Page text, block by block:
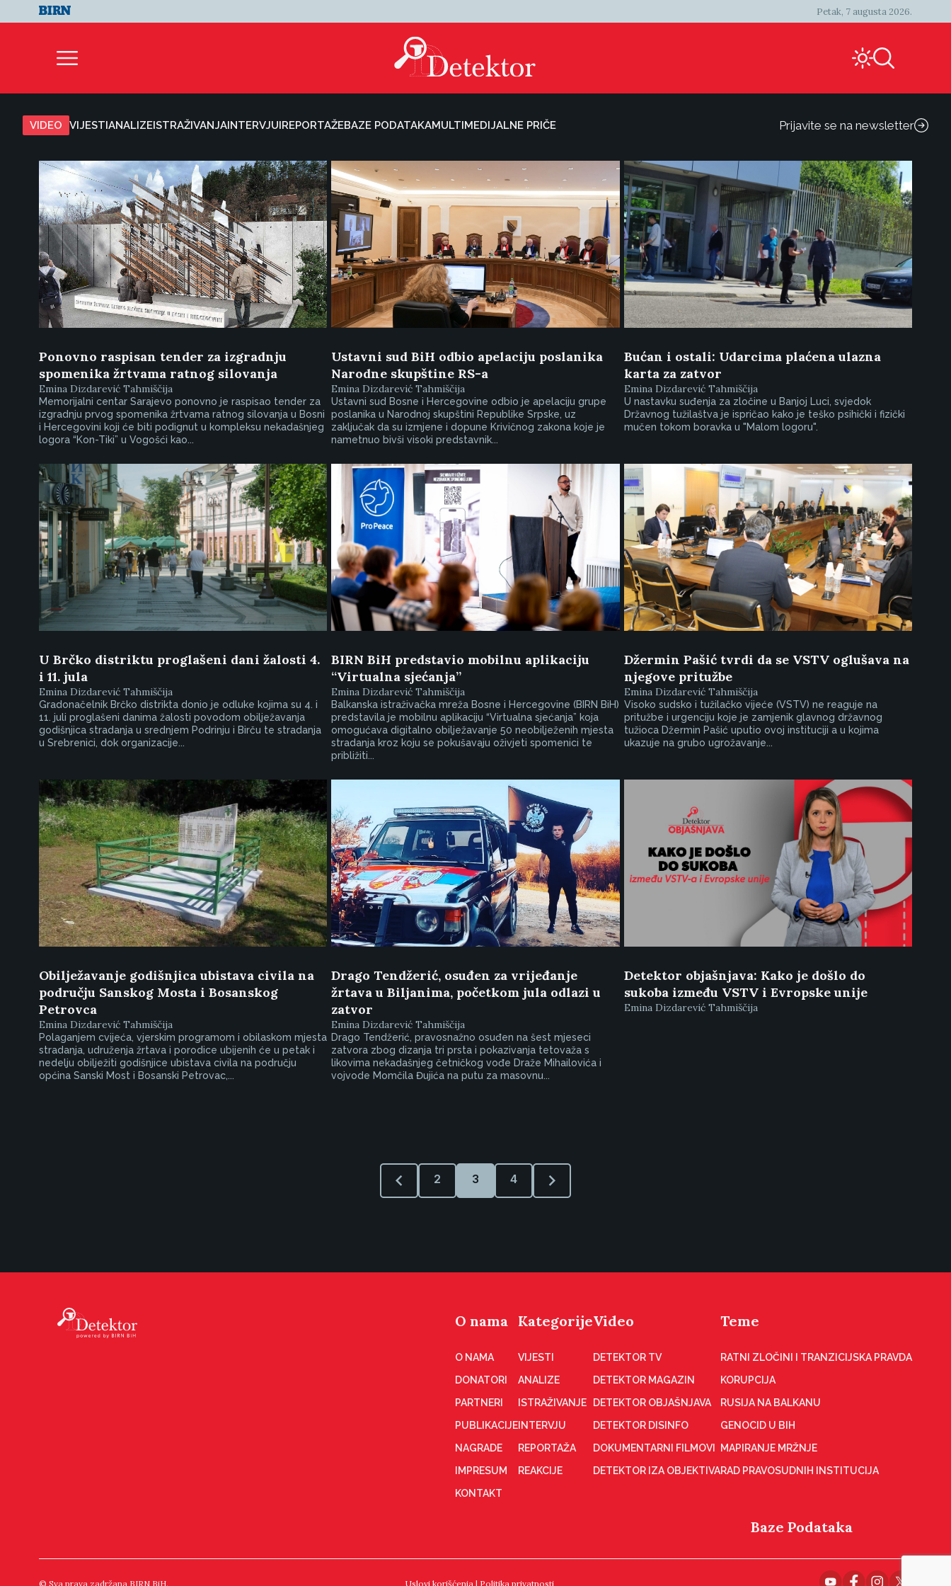
Petak, 7 augusta 2026.
VIDEO VIJESTIANALIZEISTRAŽIVANJAINTERVJUIREPORTAŽEBAZE PODATAKAMULTIMEDIJALNE PRIČE Prijavite se na newsletter
Ponovno raspisan tender za izgradnju
spomenika žrtvama ratnog silovanja
Emina Dizdarević Tahmiščija
Memorijalni centar Sarajevo ponovno je raspisao tender za
izgradnju prvog spomenika žrtvama ratnog silovanja u Bosni
i Hercegovini koji će biti podignut u kompleksu nekadašnjeg
logora “Kon-Tiki” u Vogošći kao...
Ustavni sud BiH odbio apelaciju poslanika
Narodne skupštine RS-a
Emina Dizdarević Tahmiščija
Ustavni sud Bosne i Hercegovine odbio je apelaciju grupe
poslanika u Narodnoj skupštini Republike Srpske, uz
zaključak da su izmjene i dopune Krivičnog zakona koje je
nametnuo bivši visoki predstavnik...
Bućan i ostali: Udarcima plaćena ulazna
karta za zatvor
Emina Dizdarević Tahmiščija
U nastavku suđenja za zločine u Banjoj Luci, svjedok
Državnog tužilaštva je ispričao kako je teško psihički i fizički
mučen tokom boravka u "Malom logoru".
U Brčko distriktu proglašeni dani žalosti 4.
i 11. jula
Emina Dizdarević Tahmiščija
Gradonačelnik Brčko distrikta donio je odluke kojima su 4. i
11. juli proglašeni danima žalosti povodom obilježavanja
godišnjica stradanja u srednjem Podrinju i Birču te stradanja
u Srebrenici, dok organizacije...
BIRN BiH predstavio mobilnu aplikaciju
“Virtualna sjećanja”
Emina Dizdarević Tahmiščija
Balkanska istraživačka mreža Bosne i Hercegovine (BIRN BiH)
predstavila je mobilnu aplikaciju “Virtualna sjećanja” koja
omogućava digitalno obilježavanje 50 neobilježenih mjesta
stradanja kroz koju se pokušavaju oživjeti spomenici te
približiti...
Džermin Pašić tvrdi da se VSTV oglušava na
njegove pritužbe
Emina Dizdarević Tahmiščija
Visoko sudsko i tužilačko vijeće (VSTV) ne reaguje na
pritužbe i urgenciju koje je zamjenik glavnog državnog
tužioca Džermin Pašić uputio ovoj instituciji a u kojima
ukazuje na grubo ugrožavanje...
Obilježavanje godišnjica ubistava civila na
području Sanskog Mosta i Bosanskog
Petrovca
Emina Dizdarević Tahmiščija
Polaganjem cvijeća, vjerskim programom i obilaskom mjesta
stradanja, udruženja žrtava i porodice ubijenih će u petak i
nedelju obilježiti godišnjice ubistava civila na području
općina Sanski Most i Bosanski Petrovac,...
Drago Tendžerić, osuđen za vrijeđanje
žrtava u Biljanima, početkom jula odlazi u
zatvor
Emina Dizdarević Tahmiščija
Drago Tendžerić, pravosnažno osuđen na šest mjeseci
zatvora zbog dizanja tri prsta i pokazivanja tetovaža s
likovima nekadašnjeg četničkog vođe Draže Mihailovića i
vojvode Momčila Đujića na putu za masovnu...
Detektor objašnjava: Kako je došlo do
sukoba između VSTV i Evropske unije
Emina Dizdarević Tahmiščija
2 3 4
O nama
O NAMA
DONATORI
PARTNERI
PUBLIKACIJE
NAGRADE
IMPRESUM
KONTAKT
Kategorije
VIJESTI
ANALIZE
ISTRAŽIVANJE
INTERVJU
REPORTAŽA
REAKCIJE
Video
DETEKTOR TV
DETEKTOR MAGAZIN
DETEKTOR OBJAŠNJAVA
DETEKTOR DISINFO
DOKUMENTARNI FILMOVI
DETEKTOR IZA OBJEKTIVA
Teme
RATNI ZLOČINI I TRANZICIJSKA PRAVDA
KORUPCIJA
RUSIJA NA BALKANU
GENOCID U BIH
MAPIRANJE MRŽNJE
RAD PRAVOSUDNIH INSTITUCIJA
Baze Podataka
© Sva prava zadržana BIRN BiH. Uslovi korišćenja | Politika privatnosti